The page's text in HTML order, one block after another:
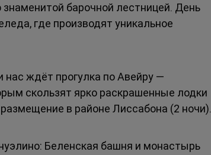
барочной лестницей. День
где производят уникальное
ждёт прогулка по Авейру —
скользят ярко раскрашенные лодки
в районе Лиссабона (2 ночи).
Беленская башня и монастырь